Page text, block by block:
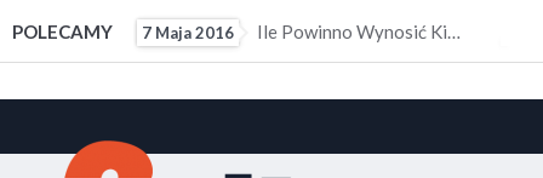
POLECAMY
Doświadczeniem Zawodowym 7 Maja 2016 Ile Powinno Wynosić Kieszonkowe?